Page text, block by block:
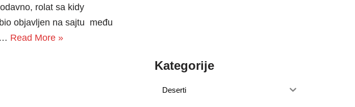
rolat sa kidy
objavljen na sajtu među
Read More »
Kategorije
Deserti